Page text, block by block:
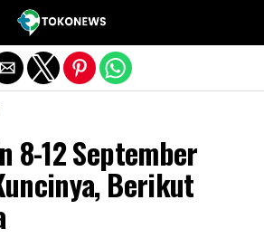
8-12 September
Berikut
Exit mobile version